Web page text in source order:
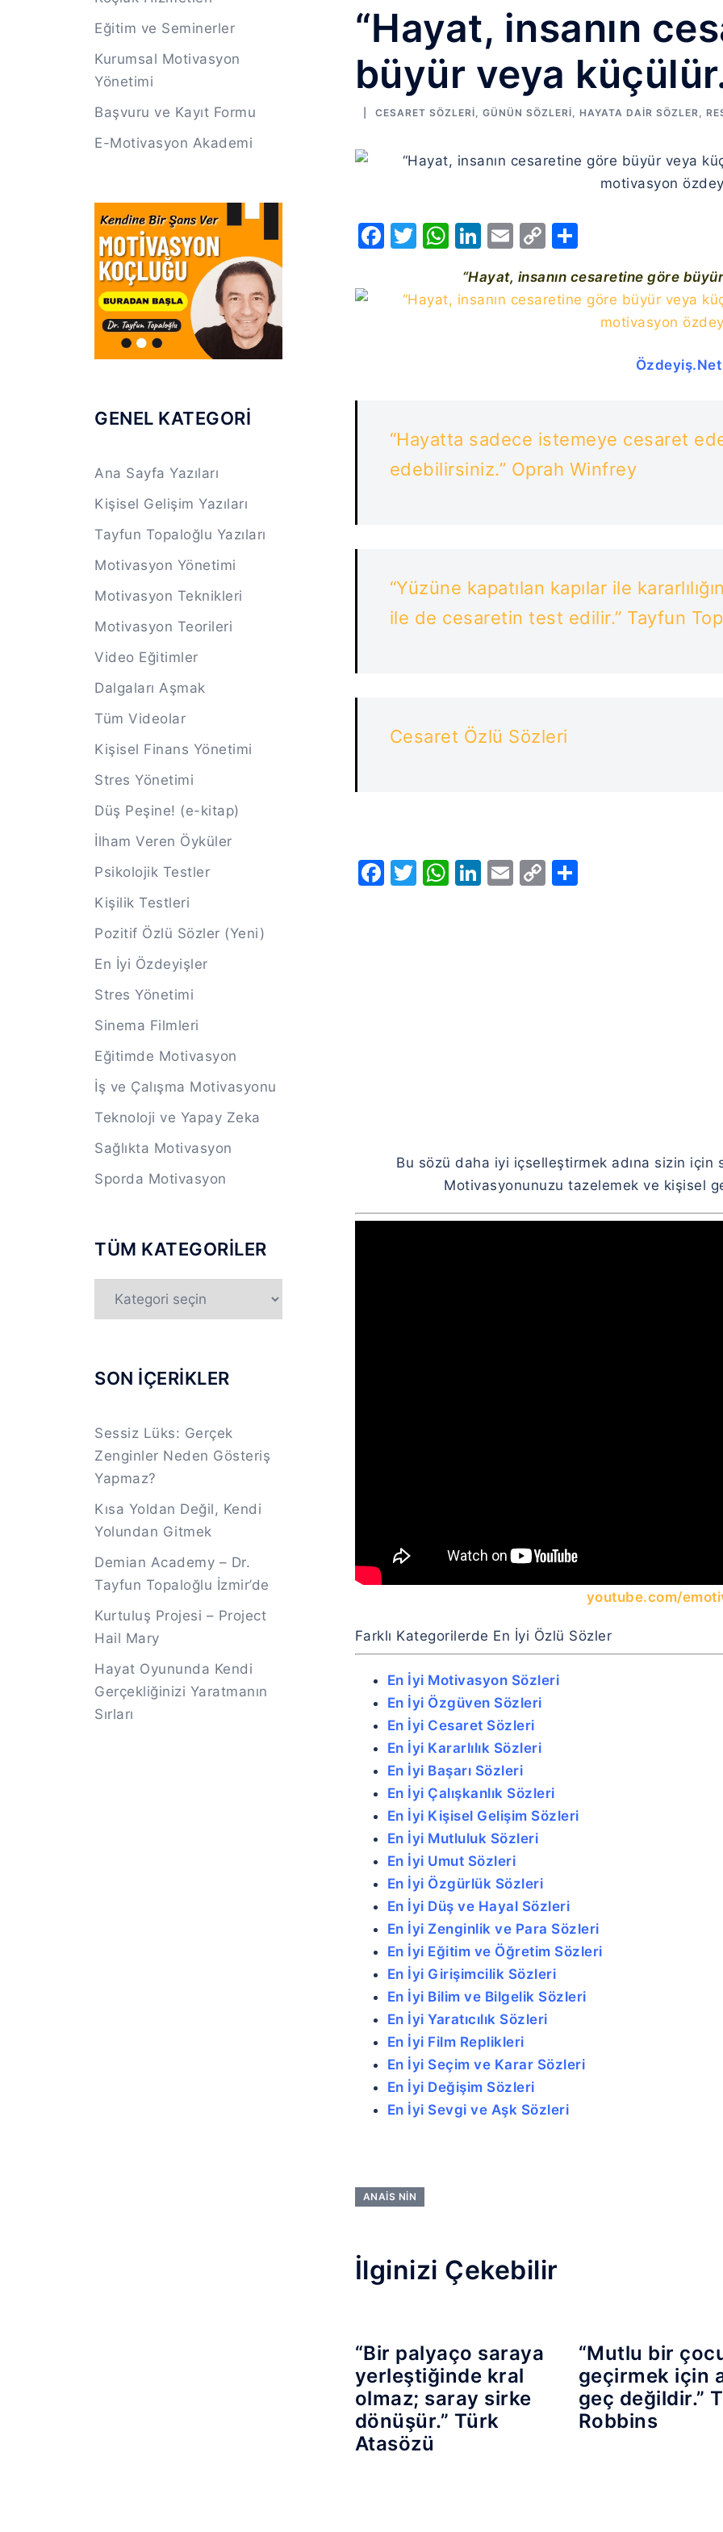
“Hayat, insanın
büyür veya
CESARET SÖZLERI GÜNÜN SÖZLERI HAYATA DAIR SÖZLER
Facebook
Twitter
WhatsApp
LinkedIn
Email
CopyShare
“Hayat, insanın cesaretine göre
Özdeyiş.Net
“Hayatta sadece istemeye cesaret
edebilirsiniz.” Oprah Winfrey
“Yüzüne kapatılan kapılar ile
ile de cesaretin test edilir.” Tayfun
Cesaret Özlü Sözleri
Facebook
Twitter
WhatsApp
LinkedIn
Email
CopyShare
Bu sözü daha iyi içselleştirmek adına sizin için
Motivasyonunuzu tazelemek ve kişisel
youtube.com/
Farklı Kategorilerde En İyi Özlü Sözler
En İyi Motivasyon Sözleri
En İyi Özgüven Sözleri
En İyi Cesaret Sözleri
En İyi Kararlılık Sözleri
En İyi Başarı Sözleri
En İyi Çalışkanlık Sözleri
En İyi Kişisel Gelişim Sözleri
En İyi Mutluluk Sözleri
En İyi Umut Sözleri
En İyi Özgürlük Sözleri
En İyi Düş ve Hayal Sözleri
En İyi Zenginlik ve Para Sözleri
En İyi Eğitim ve Öğretim Sözleri
En İyi Girişimcilik Sözleri
En İyi Bilim ve Bilgelik Sözleri
En İyi Yaratıcılık Sözleri
En İyi Film Replikleri
En İyi Seçim ve Karar Sözleri
En İyi Değişim Sözleri
En İyi Sevgi ve Aşk Sözleri
ANAIS NIN
İlginizi Çekebilir
“Bir palyaço saraya
yerleştiğinde kral
olmaz; saray sirke
dönüşür.” Türk
Atasözü
“Mutlu bir
geçirmek için
geç değildir.”
Robbins
Eğitim ve Seminerler
Kurumsal Motivasyon
Yönetimi
Başvuru ve Kayıt Formu
E-Motivasyon Akademi
GENEL KATEGORİ
Ana Sayfa Yazıları
Kişisel Gelişim Yazıları
Tayfun Topaloğlu Yazıları
Motivasyon Yönetimi
Motivasyon Teknikleri
Motivasyon Teorileri
Video Eğitimler
Dalgaları Aşmak
Tüm Videolar
Kişisel Finans Yönetimi
Stres Yönetimi
Düş Peşine! (e-kitap)
İlham Veren Öyküler
Psikolojik Testler
Kişilik Testleri
Pozitif Özlü Sözler (Yeni)
En İyi Özdeyişler
Stres Yönetimi
Sinema Filmleri
Eğitimde Motivasyon
İş ve Çalışma Motivasyonu
Teknoloji ve Yapay Zeka
Sağlıkta Motivasyon
Sporda Motivasyon
TÜM KATEGORİLER
KATEGORİLER
SON İÇERİKLER
Sessiz Lüks: Gerçek
Zenginler Neden Gösteriş
Yapmaz?
Kısa Yoldan Değil, Kendi
Yolundan Gitmek
Demian Academy – Dr.
Tayfun Topaloğlu İzmir’de
Kurtuluş Projesi – Project
Hail Mary
Hayat Oyununda Kendi
Gerçekliğinizi Yaratmanın
Sırları